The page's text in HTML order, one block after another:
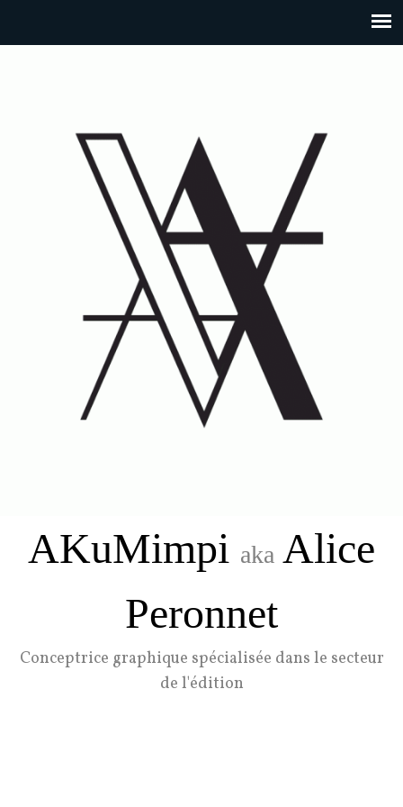
AKuMimpi aka Alice
Peronnet
Conceptrice graphique spécialisée dans le secteur
de l'édition